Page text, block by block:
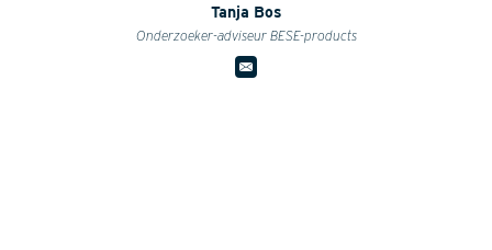
Tanja Bos
Onderzoeker-adviseur BESE-products